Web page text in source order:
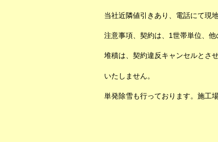
当社近隣値引きあり、電話にて現
注意事項、契約は、1世帯単位、
堆積は、契約違反キャンセルとさ
いたしません。
単発除雪も行っております。施工